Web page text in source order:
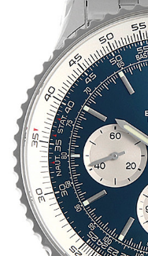
全てのブランドを見
る